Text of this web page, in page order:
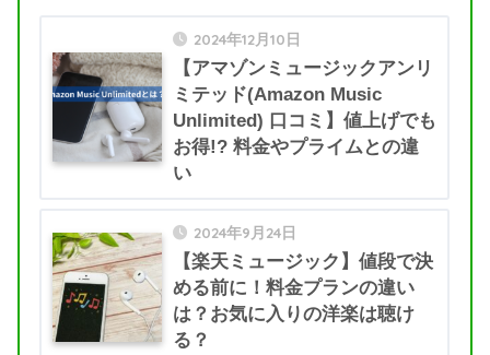
2024年12月10日
【アマゾンミュージックアンリ
ミテッド(Amazon Music
Unlimited) 口コミ】値上げでも
お得!? 料金やプライムとの違
い
2024年9月24日
【楽天ミュージック】値段で決
める前に！料金プランの違い
は？お気に入りの洋楽は聴け
る？